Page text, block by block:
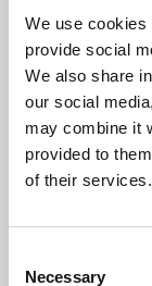
We use cookies
provide social
We also share
our social
may combine it
provided to
of their services.
Selection
Necessary
Las
un
Los